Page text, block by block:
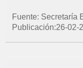
Fuente: Secretaría
Publicación:26-02-